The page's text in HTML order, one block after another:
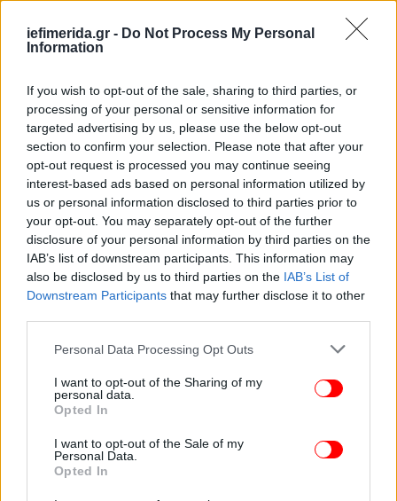
iefimerida.gr - Do Not Process My Personal
Information
If you wish to opt-out of the sale, sharing to third parties, or
processing of your personal or sensitive information for
targeted advertising by us, please use the below opt-out
section to confirm your selection. Please note that after your
opt-out request is processed you may continue seeing
interest-based ads based on personal information utilized by
us or personal information disclosed to third parties prior to
your opt-out. You may separately opt-out of the further
disclosure of your personal information by third parties on the
IAB’s list of downstream participants. This information may
also be disclosed by us to third parties on the IAB’s List of
Downstream Participants that may further disclose it to other
Please note that this website/app uses one or more Google
not limited to your visit or usage behaviour. You may click to
grant or deny consent to Google and its third-party tags to
use your data for below specified purposes in below Google
consent section.
Personal Data Processing Opt Outs
I want to opt-out of the Sharing of my
personal data.
Opted In
I want to opt-out of the Sale of my
Personal Data.
Opted In
ΠΟΛΙΤΙΚΗ 13/03/2026 11:48
Γλαβίνας: Προφανές ότι ο Κωνσταντινόπουλος
υπονόμευε τον Ανδρουλάκη, ήταν
δικαιολογημένη κίνηση